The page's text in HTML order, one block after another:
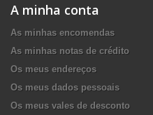
A minha conta
As minhas encomendas
As minhas notas de crédito
Os meus endereços
Os meus dados pessoais
Os meus vales de desconto